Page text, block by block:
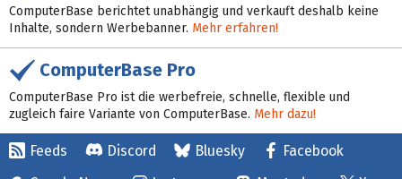
ComputerBase berichtet unabhängig und verkauft deshalb keine
Inhalte, sondern Werbebanner. Mehr erfahren!
ComputerBase Pro
ComputerBase Pro ist die werbefreie, schnelle, flexible und
zugleich faire Variante von ComputerBase. Mehr dazu!
Feeds Discord Bluesky
Facebook